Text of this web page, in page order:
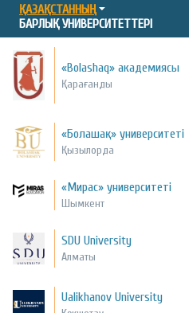
ҚАЗАҚСТАННЫҢ
БАРЛЫҚ УНИВЕРСИТЕТТЕРІ
«Bolashaq» академиясы
Қарағанды
«Болашақ» университеті
Қызылорда
«Мирас» университеті
Шымкент
SDU University
Алматы
Ualikhanov University